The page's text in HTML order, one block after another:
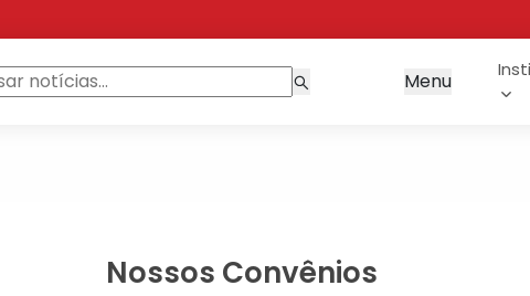
Menu
Nossos Convênios